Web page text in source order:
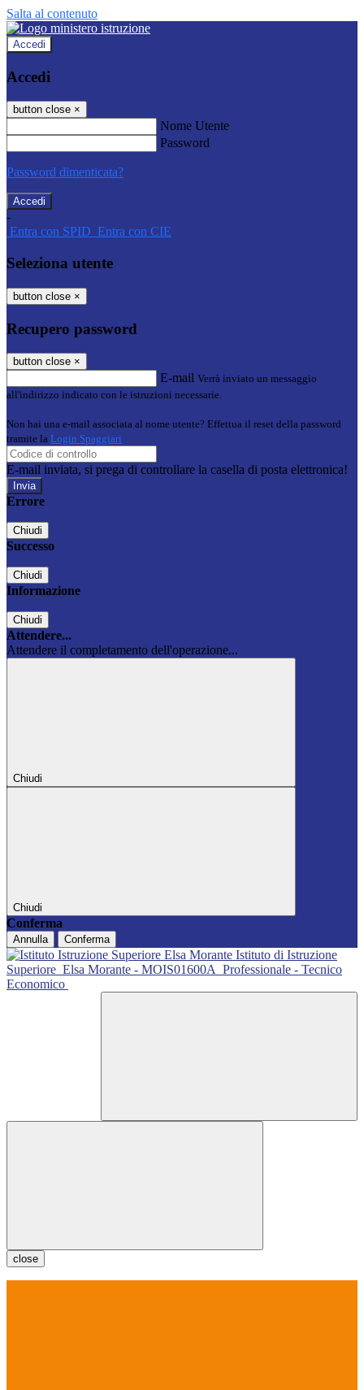
Salta al contenuto
Accedi
Accedi
button close ×
Nome Utente
Password
Password dimenticata?
-
Entra con SPID Entra con CIE
Seleziona utente
button close ×
Recupero password
button close ×
E-mail Verrà inviato un messaggio
all'indirizzo indicato con le istruzioni necessarie.
Non hai una e-mail associata al nome utente? Effettua il reset della password
tramite la Login Spaggiari
E-mail inviata, si prega di controllare la casella di posta elettronica!
Errore
Chiudi
Successo
Chiudi
Informazione
Chiudi
Attendere...
Attendere il completamento dell'operazione...
Chiudi
Chiudi
Conferma
Annulla Conferma
Istituto di Istruzione
Superiore Elsa Morante - MOIS01600A Professionale - Tecnico
Economico
close